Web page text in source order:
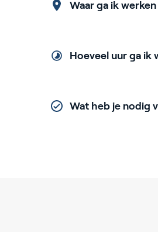
Waar ga ik
Hoeveel uur ga ik
Wat heb je nodig